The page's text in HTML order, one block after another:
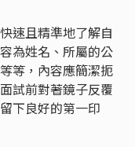
速且精準地了解自
為姓名、所屬的公
等，內容應簡潔扼
試前對著鏡子反覆
下良好的第一印